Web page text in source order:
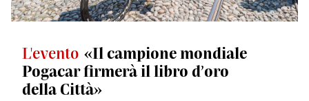
L'evento «Il campione mondiale
Pogacar ﬁrmerà il libro d’oro
della Città»